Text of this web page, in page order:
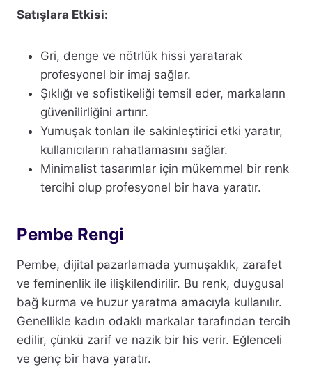
Satışlara Etkisi:
Gri, denge ve nötrlük hissi yaratarak
profesyonel bir imaj sağlar.
Şıklığı ve sofistikeliği temsil eder, markaların
güvenilirliğini artırır.
Yumuşak tonları ile sakinleştirici etki yaratır,
kullanıcıların rahatlamasını sağlar.
Minimalist tasarımlar için mükemmel bir renk
tercihi olup profesyonel bir hava yaratır.
Pembe Rengi
Pembe, dijital pazarlamada yumuşaklık, zarafet
ve feminenlik ile ilişkilendirilir. Bu renk, duygusal
bağ kurma ve huzur yaratma amacıyla kullanılır.
Genellikle kadın odaklı markalar tarafından tercih
edilir, çünkü zarif ve nazik bir his verir. Eğlenceli
ve genç bir hava yaratır.